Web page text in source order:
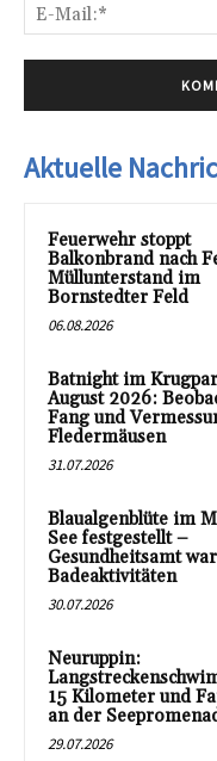
Aktuelle
Feuerwehr stoppt
Balkonbrand nach
Müllunterstand im
Bornstedter Feld
06.08.2026
Batnight im
August 2026:
Fang und
Fledermäusen
31.07.2026
Blaualgenblüte im
See festgestellt –
Gesundheitsamt
Badeaktivitäten
30.07.2026
Neuruppin:
15 Kilometer und
an der
29.07.2026